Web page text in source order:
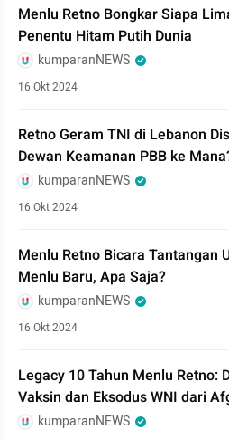
Menlu Retno Bongkar Siapa
Penentu Hitam Putih Dunia
kumparanNEWS
16 Okt 2024
Retno Geram TNI di Lebanon
Dewan Keamanan PBB ke
kumparanNEWS
16 Okt 2024
Menlu Retno Bicara Tantangan
Menlu Baru, Apa Saja?
kumparanNEWS
16 Okt 2024
Legacy 10 Tahun Menlu Retno:
Vaksin dan Eksodus WNI dari
kumparanNEWS